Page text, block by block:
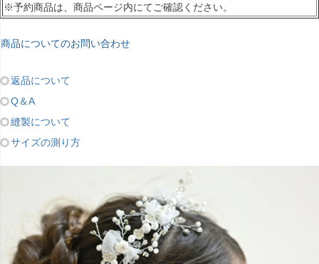
※予約商品は、商品ページ内にてご確認ください。
商品についてのお問い合わせ
返品について
Q＆A
縫製について
サイズの測り方